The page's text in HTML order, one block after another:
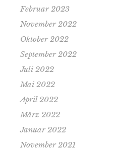
Februar 2023
November 2022
Oktober 2022
September 2022
Juli 2022
Mai 2022
April 2022
März 2022
Januar 2022
November 2021